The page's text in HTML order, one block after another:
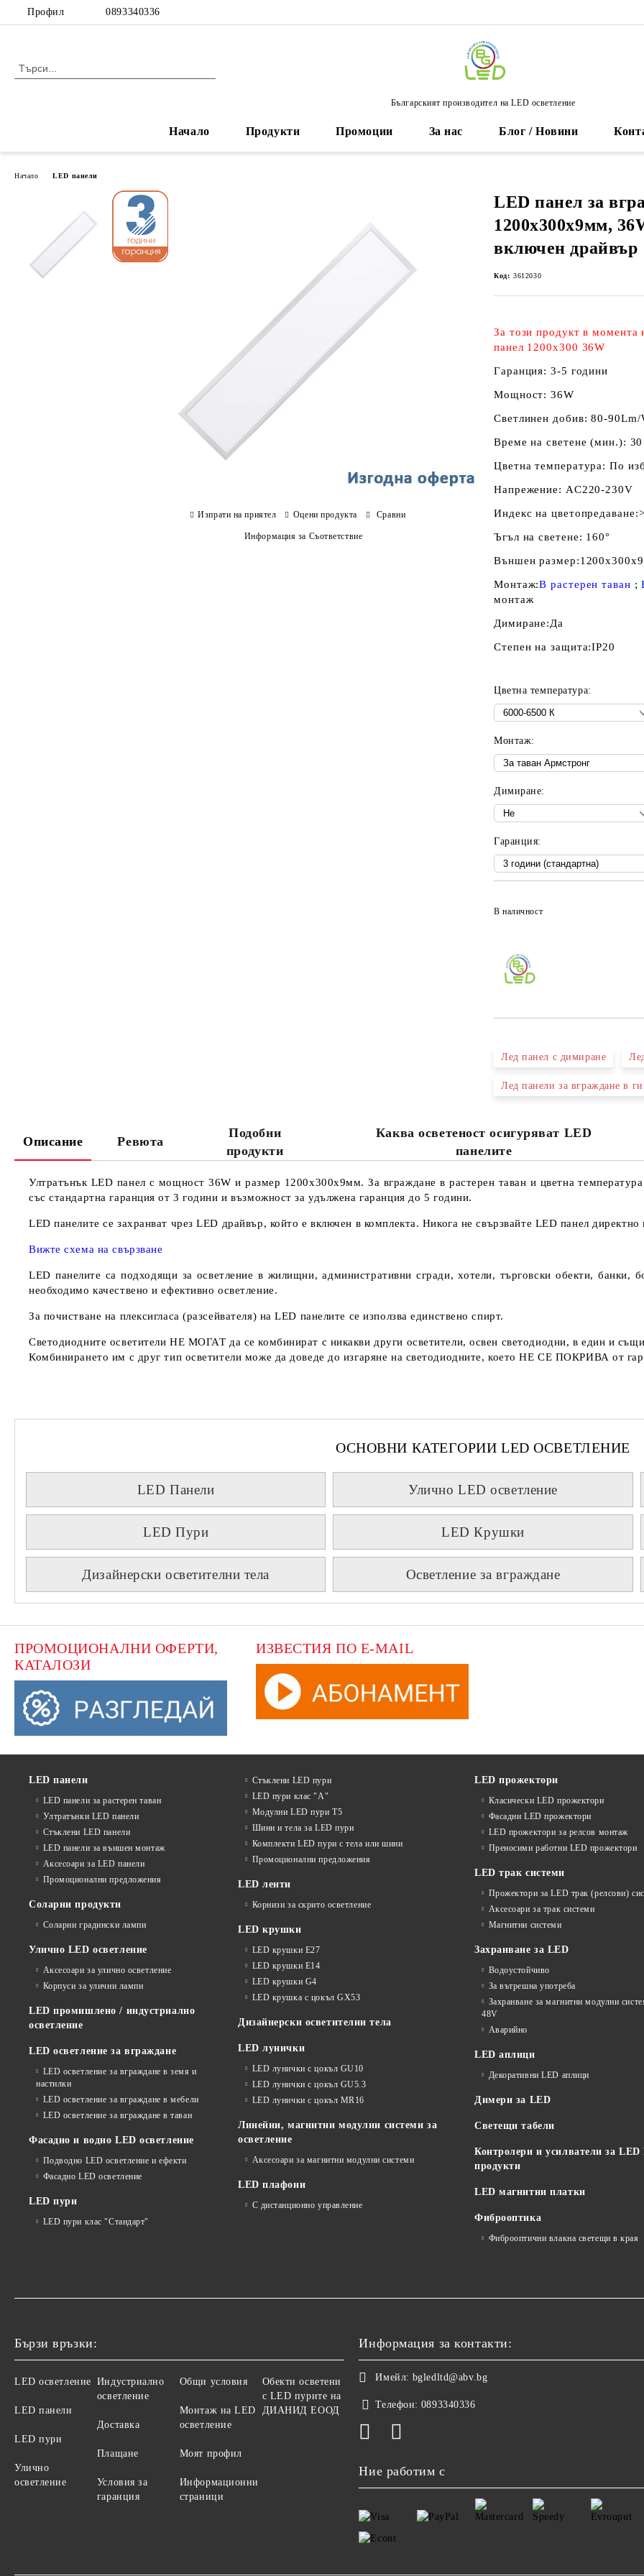
Профил 0893340336
Българският производител на LED осветление
Начало Продукти Промоции За нас Блог / Новини
Начало LED панели
LED панел за
1200х300х9мм,
включен драйвър
Код: 3612030
За този продукт в момента
панел 1200x300 36W
Гаранция: 3-5 години
Мощност: 36W
Светлинен добив: 80-90Lm/
Време на светене (мин.):
Цветна температура: По
Напрежение: AC220-230V
Индекс на цветопредаване:
Ъгъл на светене: 160°
Външен размер:
Монтаж:В растерен таван ;
монтаж
Димиране:Да
Степен на защита:IP20
Цветна температура:
Монтаж:
Димиране:
Гаранция:
В наличност
Лед панел с димиране
Лед панели за вграждане в
Изпрати на приятел Оцени продукта Сравни
Информация за Съответствие
Описание Ревюта
Подобни
продукти
Каква осветеност осигуряват LED
панелите
Ултратънък LED панел с мощност 36W и размер 1200х300х9мм. За вграждане в растерен таван и цветна
със стандартна гаранция от 3 години и възможност за удължена гаранция до 5 години.
LED панелите се захранват чрез LED драйвър, който е включен в комплекта. Никога не свързвайте LED панел
Вижте схема на свързване
LED панелите са подходящи за осветление в жилищни, административни сгради, хотели, търговски обекти, банки,
необходимо качествено и ефективно осветление.
За почистване на плексигласа (разсейвателя) на LED панелите се използва единствено спирт.
Светодиодните осветители НЕ МОГАТ да се комбинират с никакви други осветители, освен светодиодни, в един и
Комбинирането им с друг тип осветители може да доведе до изгаряне на светодиодните, коетоНЕ СЕ ПОКРИВА от
ОСНОВНИ КАТЕГОРИИ LED ОСВЕТЛЕНИЕ
LED Панели Улично LED осветление
LED Пури LED Крушки
Дизайнерски осветителни тела Осветление за вграждане
ПРОМОЦИОНАЛНИ ОФЕРТИ,
КАТАЛОЗИ
ИЗВЕСТИЯ ПО E-MAIL
LED панели
LED панели за растерен таван
Ултратънки LED панели
Стъклени LED панели
LED панели за външен монтаж
Аксесоари за LED панели
Промоционални предложения
Соларни продукти
Соларни градински лампи
Улично LED осветление
Аксесоари за улично осветление
Корпуси за улични лампи
LED промишлено / индустриално
осветление
LED осветление за вграждане
LED осветление за вграждане в земя и
настилки
LED осветление за вграждане в мебели
LED осветление за вграждане в таван
Фасадно и водно LED осветление
Подводно LED осветление и ефекти
Фасадно LED осветление
LED пури
LED пури клас "Стандарт"
Стъклени LED пури
LED пури клас "А"
Модулни LED пури T5
Шини и тела за LED пури
Комплекти LED пури с тела или шини
Промоционални предложения
LED ленти
Корнизи за скрито осветление
LED крушки
LED крушки E27
LED крушки E14
LED крушки G4
LED крушка с цокъл GX53
Дизайнерски осветителни тела
LED лунички
LED лунички с цокъл GU10
LED лунички с цокъл GU5.3
LED лунички с цокъл MR16
Линейни, магнитни модулни системи за
осветление
Аксесоари за магнитни модулни системи
LED плафони
С дистанционно управление
LED прожектори
Класически LED прожектори
Фасадни LED прожектори
LED прожектори за релсов монтаж
Преносими работни LED прожектори
LED трак системи
Прожектори за LED трак (релсови)
Аксесоари за трак системи
Магнитни системи
Захранване за LED
Водоустойчиво
За вътрешна употреба
Захранване за магнитни модулни
48V
Аварийно
LED аплици
Декоративни LED аплици
Димери за LED
Светещи табели
Контролери и усилватели за LED
продукти
LED магнитни платки
Фиброоптика
Фиброоптични влакна светещи в края
Бързи връзки:
LED осветление
LED панели
LED пури
Улично
осветление
Индустриално
осветление
Доставка
Плащане
Условия за
гаранция
Общи условия
Монтаж на LED
осветление
Моят профил
Информационни
страници
Обекти осветени
с LED пурите на
ДИАНИД ЕООД
Информация за контакти:
Имейл: bgledltd@abv.bg
Телефон: 0893340336
Ние работим с